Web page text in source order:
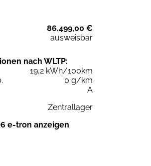
86.499,00 €
ausweisbar
nach WLTP:
19,2 kWh/100km
0 g/km
A
Zentrallager
e-tron anzeigen